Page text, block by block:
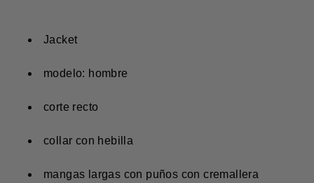
Jacket
modelo: hombre
corte recto
collar con hebilla
mangas largas con puños con cremallera